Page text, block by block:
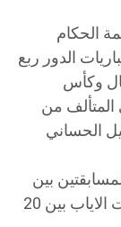
الحكام
الدور ربع
وكأس
المتألف من
الحساني
بين
13 و15 مارس القادم على ان تدور مباريات الاياب بين 20